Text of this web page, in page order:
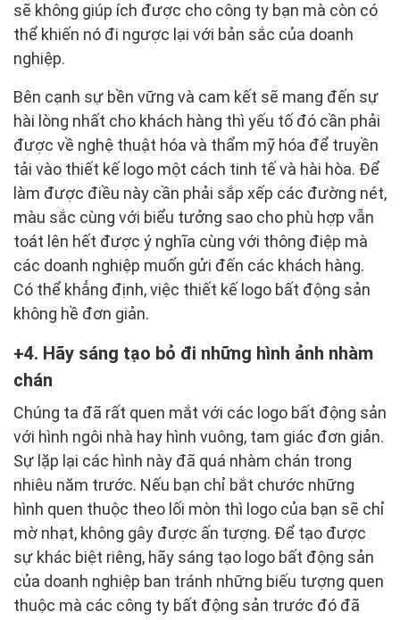
sẽ không giúp ích được cho công ty bạn mà còn có
thể khiến nó đi ngược lại với bản sắc của doanh
nghiệp.
Bên cạnh sự bền vững và cam kết sẽ mang đến sự
hài lòng nhất cho khách hàng thì yếu tố đó cần phải
được về nghệ thuật hóa và thẩm mỹ hóa để truyền
tải vào thiết kế logo một cách tinh tế và hài hòa. Để
làm được điều này cần phải sắp xếp các đường nét,
màu sắc cùng với biểu tưởng sao cho phù hợp vẫn
toát lên hết được ý nghĩa cùng với thông điệp mà
các doanh nghiệp muốn gửi đến các khách hàng.
Có thể khẳng định, việc thiết kế logo bất động sản
không hề đơn giản.
4. Hãy sáng tạo bỏ đi những hình ảnh nhàm
chán
Chúng ta đã rất quen mắt với các logo bất động sản
với hình ngôi nhà hay hình vuông, tam giác đơn giản.
Sự lặp lại các hình này đã quá nhàm chán trong
nhiêu năm trước. Nếu bạn chỉ bắt chước những
hình quen thuộc theo lối mòn thì logo của bạn sẽ chỉ
mờ nhạt, không gây được ấn tượng. Để tạo được
sự khác biệt riêng, hãy sáng tạo logo bất động sản
của doanh nghiệp ban tránh những biếu tượng quen
thuộc mà các công ty bất động sản trước đó đã